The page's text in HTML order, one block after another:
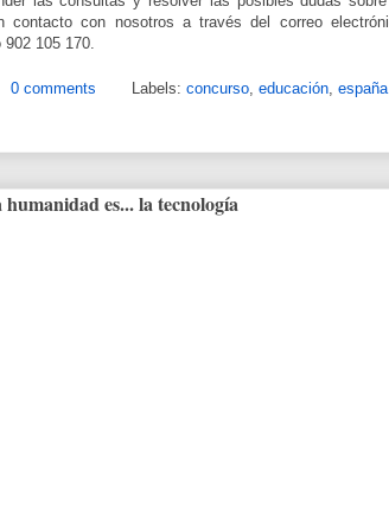
contacto con nosotros a través del correo
105 170.
0 comments Labels: concurso, educación, españa
es... la tecnología